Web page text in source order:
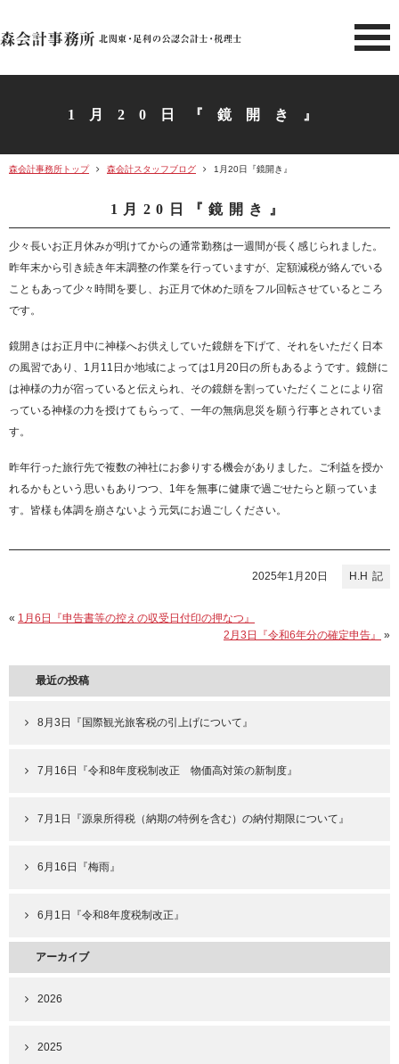
北関東 足利市の公認会計士・
1月20日『鏡開き』
森会計事務所トップ 森会計スタッフブログ 1月20日『鏡開き』
1月20日『鏡開き』
少々長いお正月休みが明けてからの通常勤務は一週間が長く感じられました。
昨年末から引き続き年末調整の作業を行っていますが、定額減税が絡んでいる
こともあって少々時間を要し、お正月で休めた頭をフル回転させているところ
です。
鏡開きはお正月中に神様へお供えしていた鏡餅を下げて、それをいただく日本
の風習であり、1月11日か地域によっては1月20日の所もあるようです。鏡餅に
は神様の力が宿っていると伝えられ、その鏡餅を割っていただくことにより宿
っている神様の力を授けてもらって、一年の無病息災を願う行事とされていま
す。
昨年行った旅行先で複数の神社にお参りする機会がありました。ご利益を授か
れるかもという思いもありつつ、1年を無事に健康で過ごせたらと願っていま
す。皆様も体調を崩さないよう元気にお過ごしください。
H.H
2025年1月20日
« 1月6日『申告書等の控えの収受日付印の押なつ』
2月3日『令和6年分の確定申告』
»
最近の投稿
8月3日『国際観光旅客税の引上げについて』
7月16日『令和8年度税制改正 物価高対策の新制度』
7月1日『源泉所得税（納期の特例を含む）の納付期限について』
6月16日『梅雨』
6月1日『令和8年度税制改正』
アーカイブ
2026
2025